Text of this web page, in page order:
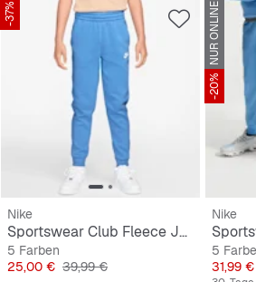
-37%
Nike
Sportswear Club Fleece Joggers
5 Farben
Preis
25,00 € Originalpreis
39,99 €
NUR ONLINE
-20%
Nike
5
Preis
31,99 €